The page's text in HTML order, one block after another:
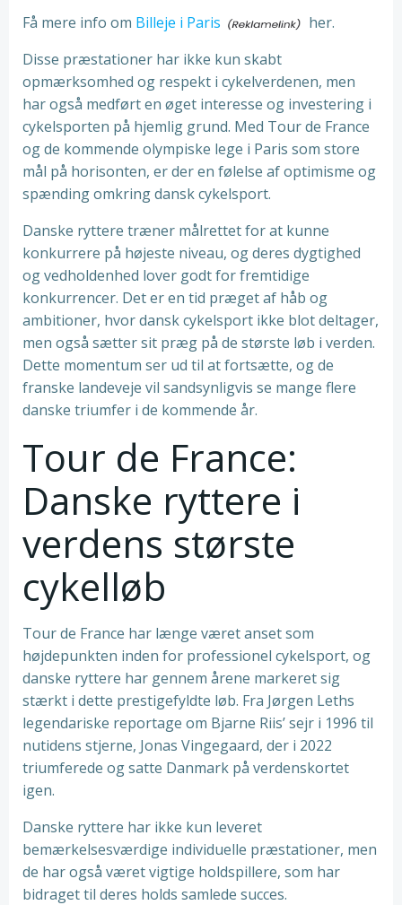
Få mere info om Billeje i Paris
her.
Disse præstationer har ikke kun skabt
opmærksomhed og respekt i cykelverdenen, men
har også medført en øget interesse og investering i
cykelsporten på hjemlig grund. Med Tour de France
og de kommende olympiske lege i Paris som store
mål på horisonten, er der en følelse af optimisme og
spænding omkring dansk cykelsport.
Danske ryttere træner målrettet for at kunne
konkurrere på højeste niveau, og deres dygtighed
og vedholdenhed lover godt for fremtidige
konkurrencer. Det er en tid præget af håb og
ambitioner, hvor dansk cykelsport ikke blot deltager,
men også sætter sit præg på de største løb i verden.
Dette momentum ser ud til at fortsætte, og de
franske landeveje vil sandsynligvis se mange flere
danske triumfer i de kommende år.
Tour de France:
Danske ryttere i
verdens største
cykelløb
Tour de France har længe været anset som
højdepunkten inden for professionel cykelsport, og
danske ryttere har gennem årene markeret sig
stærkt i dette prestigefyldte løb. Fra Jørgen Leths
legendariske reportage om Bjarne Riis’ sejr i 1996 til
nutidens stjerne, Jonas Vingegaard, der i 2022
triumferede og satte Danmark på verdenskortet
igen.
Danske ryttere har ikke kun leveret
bemærkelsesværdige individuelle præstationer, men
de har også været vigtige holdspillere, som har
bidraget til deres holds samlede succes.